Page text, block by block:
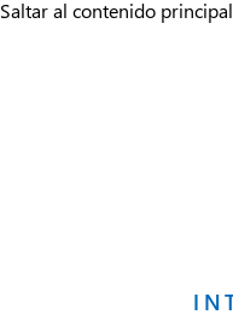
Saltar al contenido principal